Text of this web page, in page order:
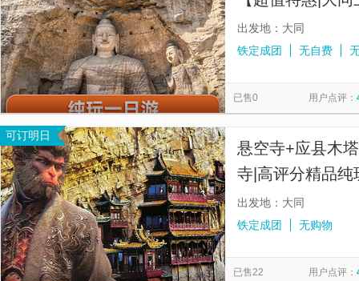
+保险 | 优秀导
出发地：大同
铁定成团
无自费
已售0 用户点评：
可订明日
悬空寺+应县木
寺|高评分精品纯
出发地：大同
铁定成团
无购物
已售22 用户点评：